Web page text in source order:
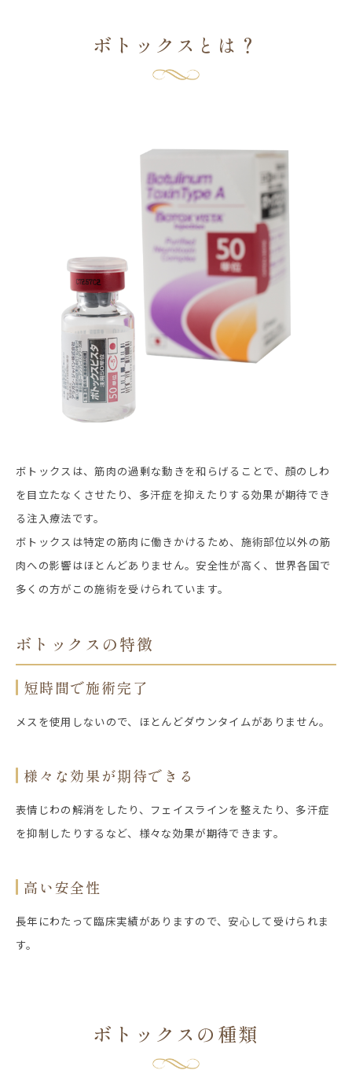
ボトックスとは？
ボトックスは、筋肉の過剰な動きを和らげることで、顔のしわ
を目立たなくさせたり、多汗症を抑えたりする効果が期待でき
る注入療法です。
ボトックスは特定の筋肉に働きかけるため、施術部位以外の筋
肉への影響はほとんどありません。安全性が高く、世界各国で
多くの方がこの施術を受けられています。
ボトックスの特徴
短時間で施術完了
メスを使用しないので、ほとんどダウンタイムがありません。
様々な効果が期待できる
表情じわの解消をしたり、フェイスラインを整えたり、多汗症
を抑制したりするなど、様々な効果が期待できます。
高い安全性
長年にわたって臨床実績がありますので、安心して受けられま
す。
ボトックスの種類